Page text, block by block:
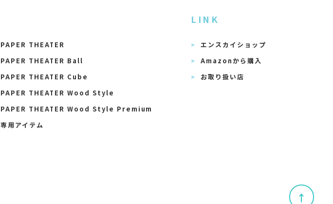
↑
PAPER THEATER
PAPER THEATER Ball
PAPER THEATER Cube
PAPER THEATER Wood Style
PAPER THEATER Wood Style Premium
専用アイテム
LINK
エンスカイショップ
Amazonから購入
お取り扱い店